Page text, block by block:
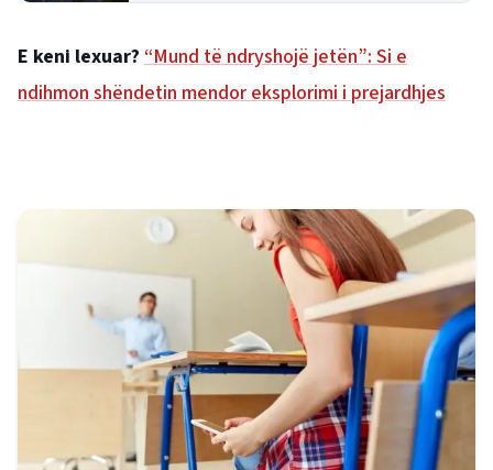
E keni lexuar? “Mund të ndryshojë jetën”: Si e
ndihmon shëndetin mendor eksplorimi i prejardhjes